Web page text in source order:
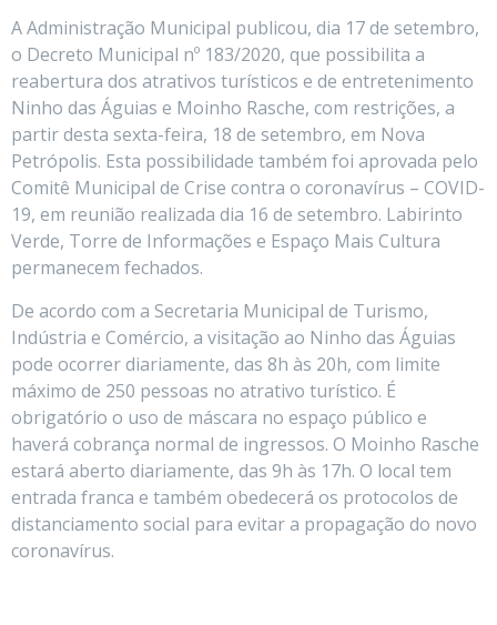
A Administração Municipal publicou, dia 17 de setembro,
o Decreto Municipal nº 183/2020, que possibilita a
reabertura dos atrativos turísticos e de entretenimento
Ninho das Águias e Moinho Rasche, com restrições, a
partir desta sexta-feira, 18 de setembro, em Nova
Petrópolis. Esta possibilidade também foi aprovada pelo
Comitê Municipal de Crise contra o coronavírus – COVID-
19, em reunião realizada dia 16 de setembro. Labirinto
Verde, Torre de Informações e Espaço Mais Cultura
permanecem fechados.
De acordo com a Secretaria Municipal de Turismo,
Indústria e Comércio, a visitação ao Ninho das Águias
pode ocorrer diariamente, das 8h às 20h, com limite
máximo de 250 pessoas no atrativo turístico. É
obrigatório o uso de máscara no espaço público e
haverá cobrança normal de ingressos. O Moinho Rasche
estará aberto diariamente, das 9h às 17h. O local tem
entrada franca e também obedecerá os protocolos de
distanciamento social para evitar a propagação do novo
coronavírus.